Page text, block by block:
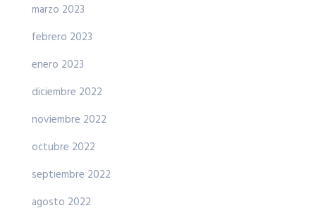
marzo 2023
febrero 2023
enero 2023
diciembre 2022
noviembre 2022
octubre 2022
septiembre 2022
agosto 2022